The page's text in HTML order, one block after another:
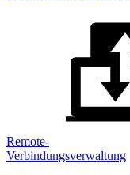
Remote-
Verbindungsverwaltung